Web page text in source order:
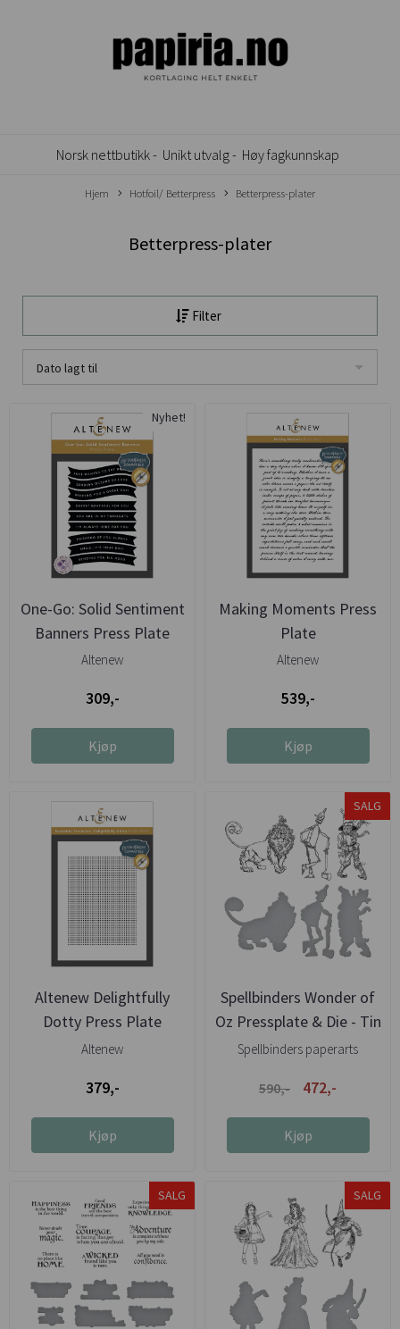
Norsk nettbutikk - Unikt utvalg - Høy fagkunnskap
Hjem Hotfoil/ Betterpress Betterpress-plater
Betterpress-plater
Filter
Dato lagt til
Nyhet!
One-Go: Solid Sentiment
Banners Press Plate
Altenew
309,-
Kjøp
Making Moments Press
Plate
Altenew
539,-
Kjøp
Altenew Delightfully
Dotty Press Plate
Altenew
379,-
Kjøp
SALG
Spellbinders Wonder of
Oz Pressplate & Die - Tin
...
Spellbinders paperarts
590,- 472,-
Kjøp
SALG SALG